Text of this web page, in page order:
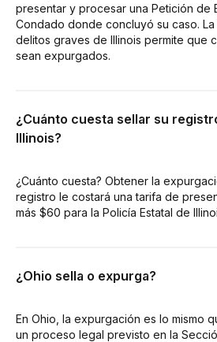
presentar y procesar una Petición de
Condado donde concluyó su caso.
delitos graves de Illinois permite que
sean expurgados.
¿Cuánto cuesta sellar su
Illinois?
¿Cuánto cuesta? Obtener la
registro le costará una tarifa de
más $60 para la Policía Estatal de
¿Ohio sella o expurga?
En Ohio, la expurgación es lo mismo
un proceso legal previsto en la